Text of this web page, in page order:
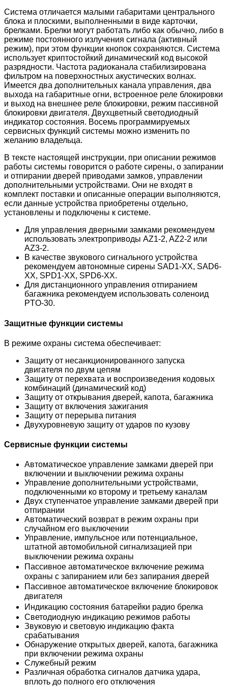
Система отличается малыми габаритами центрального
блока и плоскими, выполненными в виде карточки,
брелками. Брелки могут работать либо как обычно, либо в
режиме постоянного излучения сигнала (активный
режим), при этом функции кнопок сохраняются. Система
использует криптостойкий динамический код высокой
разрядности. Частота радиоканала стабилизирована
фильтром на поверхностных акустических волнах.
Имеется два дополнительных канала управления, два
выхода на габаритные огни, встроенное реле блокировки
и выход на внешнее реле блокировки, режим пассивной
блокировки двигателя. Двухцветный светодиодный
индикатор состояния. Восемь программируемых
сервисных функций системы можно изменить по
желанию владельца.
В тексте настоящей инструкции, при описании режимов
работы системы говорится о работе сирены, о запирании
и отпирании дверей приводами замков, управлении
дополнительными устройствами. Они не входят в
комплект поставки и описанные операции выполняются,
если данные устройства приобретены отдельно,
установлены и подключены к системе.
Для управления дверными замками рекомендуем
использовать электроприводы AZ1-2, AZ2-2 или
AZ3-2.
В качестве звукового сигнального устройства
рекомендуем автономные сирены SAD1-XX, SAD6-
XX, SPD1-XX, SPD6-XX.
Для дистанционного управления отпиранием
багажника рекомендуем использовать соленоид
PTO-30.
Защитные функции системы
В режиме охраны система обеспечивает:
Защиту от несанкционированного запуска
двигателя по двум цепям
Защиту от перехвата и воспроизведения кодовых
комбинаций (динамический код)
Защиту от открывания дверей, капота, багажника
Защиту от включения зажигания
Защиту от перерыва питания
Двухуровневую защиту от ударов по кузову
Сервисные функции системы
Автоматическое управление замками дверей при
включении и выключении режима охраны
Управление дополнительными устройствами,
подключенными ко второму и третьему каналам
Двух ступенчатое управление замками дверей при
отпирании
Автоматический возврат в режим охраны при
случайном его выключении
Управление, импульсное или потенциальное,
штатной автомобильной сигнализацией при
выключении режима охраны 
Пассивное автоматическое включение режима
охраны с запиранием или без запирания дверей 
Пассивное автоматическое включение блокировок
двигателя 
Индикацию состояния батарейки радио брелка 
Светодиодную индикацию режимов работы
Звуковую и световую индикацию факта
срабатывания
Обнаружение открытых дверей, капота, багажника
при включении режима охраны
Служебный режим
Различная обработка сигналов датчика удара,
вплоть до полного его отключения 